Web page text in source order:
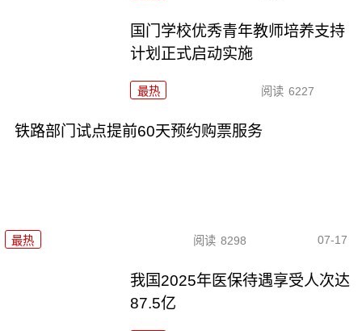
国门学校优秀青年教师培养支持
计划正式启动实施
最热 阅读 6227
铁路部门试点提前60天预约购票服务
最热 阅读 8298 07-17
我国2025年医保待遇享受人次达
87.5亿